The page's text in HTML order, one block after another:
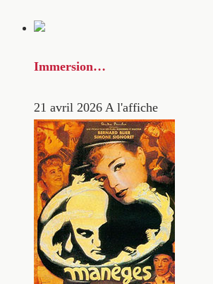
Immersion…
21 avril 2026 A l'affiche